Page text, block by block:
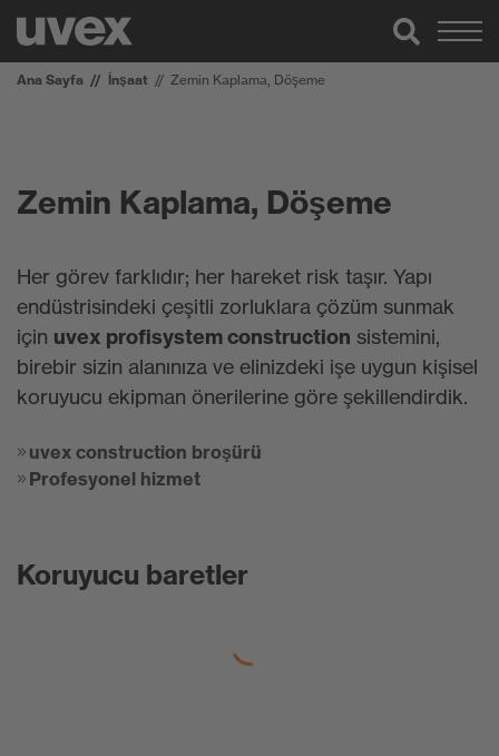
Ana Sayfa İnşaat Zemin Kaplama, Döşeme
Zemin Kaplama, Döşeme
Her görev farklıdır; her hareket risk taşır. Yapı
endüstrisindeki çeşitli zorluklara çözüm sunmak
için uvex profisystem construction sistemini,
birebir sizin alanınıza ve elinizdeki işe uygun kişisel
koruyucu ekipman önerilerine göre şekillendirdik.
uvex construction broşürü
Profesyonel hizmet
Koruyucu baretler